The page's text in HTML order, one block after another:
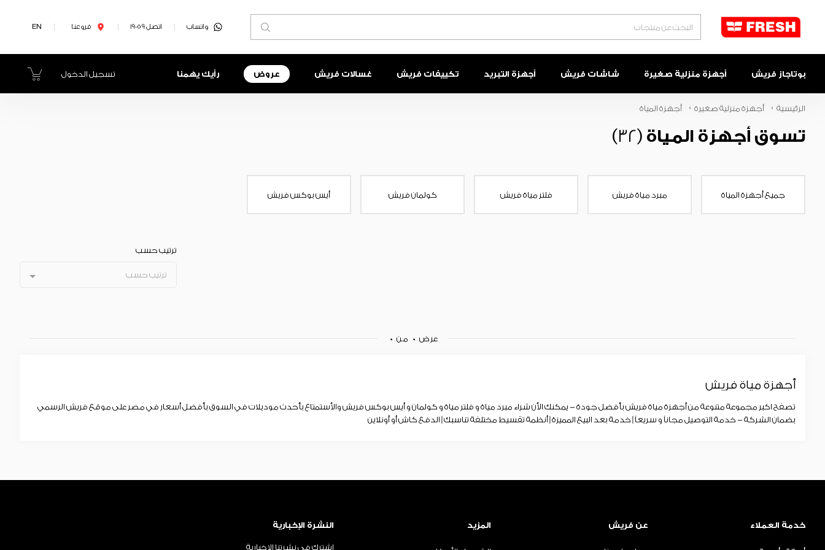
واتساب اتصل 19059 فروعنا EN
بوتاجاز فريش أجهزة منزلية صغيرة شاشات فريش أجهزة التبريد تكييفات فريش غسالات فريش عروض رأيك يهمنا تسجيل الدخول
الرئيسية أجهزة منزلية صغيرة أجهزة المياة
تسوق أجهزة المياة (32)
جميع أجهزة المياة مبرد مياة فريش فلتر مياة فريش كولمان فريش أيس بوكس فريش
ترتيب حسب
ترتيب حسب
عرض 0 من 0
أجهزة مياة فريش
تصفح اكبر مجموعة متنوعة من أجهزة مياة فريش بأفضل جودة - يمكنك الأن شراء مبرد مياة و فلتر مياة و كولمان و أيس بوكس فريش والأستمتاع بأحدث موديلات في السوق بأفضل أسعار في مصر على موقع فريش الرسمي
بضمان الشركة - خدمة التوصيل مجاناً و سريعاً | خدمة بعد البيع المميزة | أنظمة تقسيط مختلفة تناسبك | الدفع كاش أو أونلاين
خدمة العملاء عن فريش المزيد النشرة الإخبارية
اشترك في نشرتنا الإخبارية